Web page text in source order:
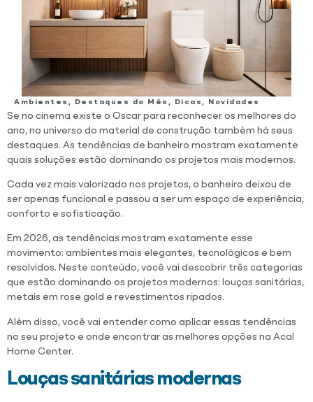
Ambientes , Destaques do Mês , Dicas, Novidades
Se no cinema existe o Oscar para reconhecer os melhores do
ano, no universo do material de construção também há seus
destaques. As tendências de banheiro mostram exatamente
quais soluções estão dominando os projetos mais modernos.
Cada vez mais valorizado nos projetos, o banheiro deixou de
ser apenas funcional e passou a ser um espaço de experiência,
conforto e sofisticação.
Em 2026, as tendências mostram exatamente esse
movimento: ambientes mais elegantes, tecnológicos e bem
resolvidos. Neste conteúdo, você vai descobrir três categorias
que estão dominando os projetos modernos: louças sanitárias,
metais em rose gold e revestimentos ripados.
Além disso, você vai entender como aplicar essas tendências
no seu projeto e onde encontrar as melhores opções na Acal
Home Center.
Louças sanitárias modernas